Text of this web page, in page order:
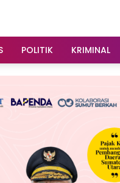
POLITIK KRIMINAL